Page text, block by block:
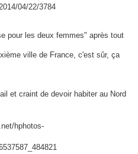
pour les deux femmes" après tout
ville de France, c'est sûr, ça
et craint de devoir habiter au Nord